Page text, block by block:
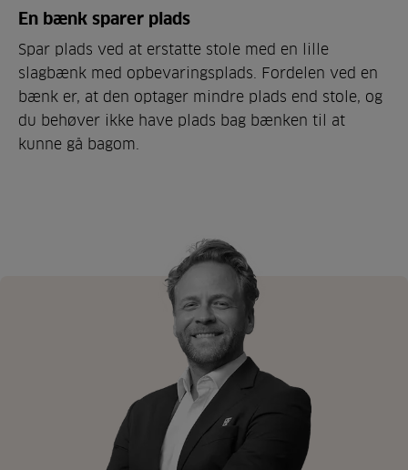
En bænk sparer plads
Spar plads ved at erstatte stole med en lille
slagbænk med opbevaringsplads. Fordelen ved en
bænk er, at den optager mindre plads end stole, og
du behøver ikke have plads bag bænken til at
kunne gå bagom.